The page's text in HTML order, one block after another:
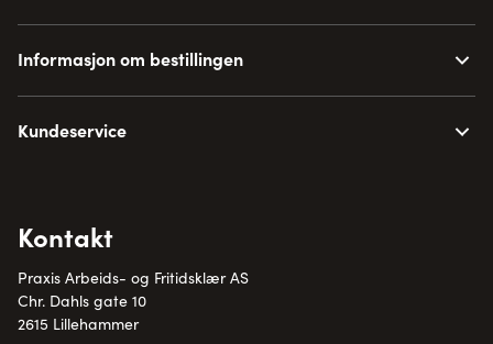
Informasjon om bestillingen
Kundeservice
Kontakt
Praxis Arbeids- og Fritidsklær AS
Chr. Dahls gate 10
2615 Lillehammer